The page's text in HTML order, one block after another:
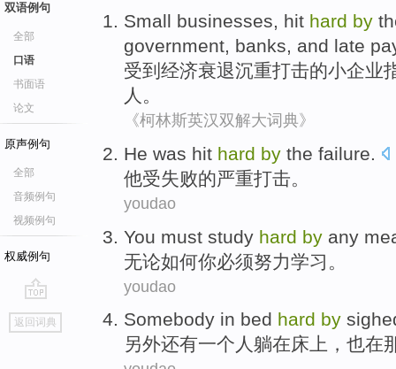
双语例句
全部
口语
书面语
论文
原声例句
全部
音频例句
视频例句
权威例句
go
top
返回词典
Small businesses, hit hard by
government, banks, and late
受到 经济衰退沉重打击的小企业
人。
《柯林斯英汉双解大词典》
He was hit hard by the failure.
他受失败的严重打击。
youdao
You must study hard by any
无论如何你必须努力学习 。
youdao
Somebody in bed hard by
另外还有一个人 躺在床 上， 也在